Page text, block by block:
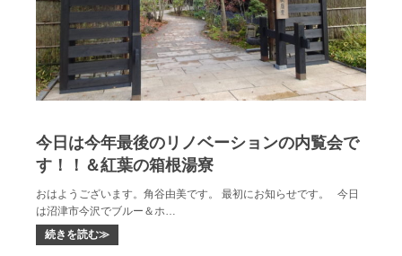
今日は今年最後のリノベーションの内覧会で
す！！＆紅葉の箱根湯寮
おはようございます。角谷由美です。 最初にお知らせです。 今日
は沼津市今沢でブルー＆ホ…
続きを読む≫